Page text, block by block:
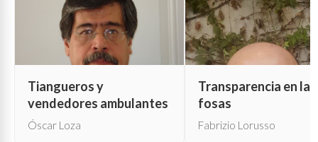
Tiangueros y
vendedores ambulantes
Óscar Loza
Transparencia en las
fosas
Fabrizio Lorusso